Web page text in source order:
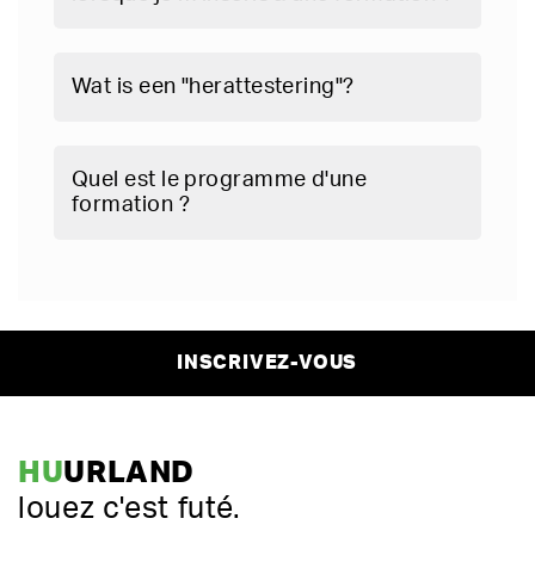
Wat is een "herattestering"?
Quel est le programme d'une
formation ?
INSCRIVEZ-VOUS
HUURLAND
louez c'est futé.